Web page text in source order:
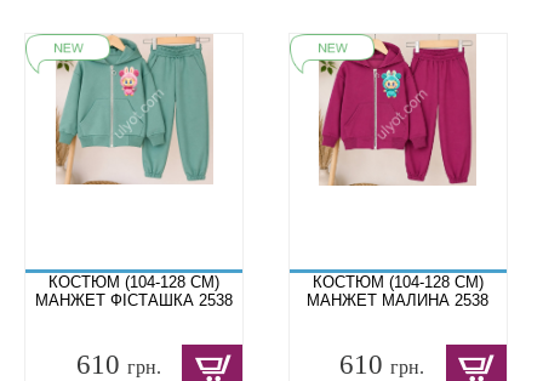
КОСТЮМ (104-128 СМ)
МАНЖЕТ ФІСТАШКА 2538
610 грн.
КОСТЮМ (104-128 СМ)
МАНЖЕТ МАЛИНА 2538
610грн.